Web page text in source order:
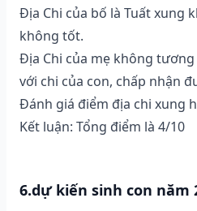
Địa Chi của bố là Tuất xung
không tốt.
Địa Chi của mẹ không
với chi của con, chấp nhận
Đánh giá điểm địa chi xung
Kết luận: Tổng điểm là 4/10
6.dự kiến sinh con năm